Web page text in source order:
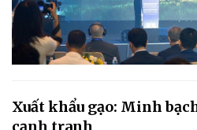
Xuất khẩu gạo: Minh